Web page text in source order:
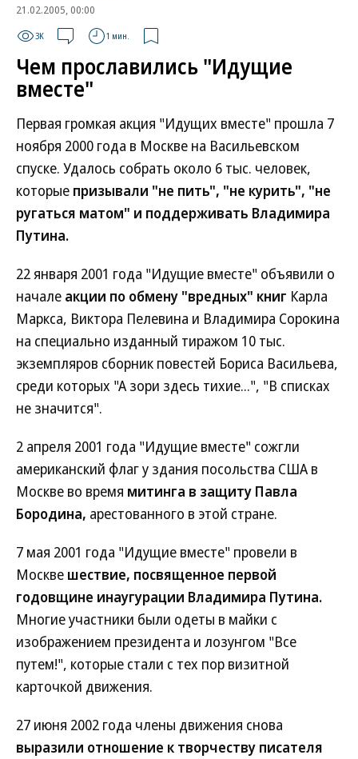
21.02.2005, 00:00
3K 1 мин.
Чем прославились "Идущие
вместе"
Первая громкая акция "Идущих вместе" прошла 7
ноября 2000 года в Москве на Васильевском
спуске. Удалось собрать около 6 тыс. человек,
которые призывали "не пить", "не курить", "не
ругаться матом" и поддерживать Владимира
Путина.
22 января 2001 года "Идущие вместе" объявили о
начале акции по обмену "вредных" книг Карла
Маркса, Виктора Пелевина и Владимира Сорокина
на специально изданный тиражом 10 тыс.
экземпляров сборник повестей Бориса Васильева,
среди которых "А зори здесь тихие...", "В списках
не значится".
2 апреля 2001 года "Идущие вместе" сожгли
американский флаг у здания посольства США в
Москве во время митинга в защиту Павла
Бородина, арестованного в этой стране.
7 мая 2001 года "Идущие вместе" провели в
Москве шествие, посвященное первой
годовщине инаугурации Владимира Путина.
Многие участники были одеты в майки с
изображением президента и лозунгом "Все
путем!", которые стали с тех пор визитной
карточкой движения.
27 июня 2002 года члены движения снова
выразили отношение к творчеству писателя